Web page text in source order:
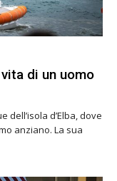
di un uomo
d’Elba, dove
anziano. La sua